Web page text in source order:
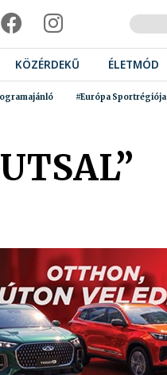
KÖZÉRDEKŰ ÉLETMÓD
#Európa Sportrégiója